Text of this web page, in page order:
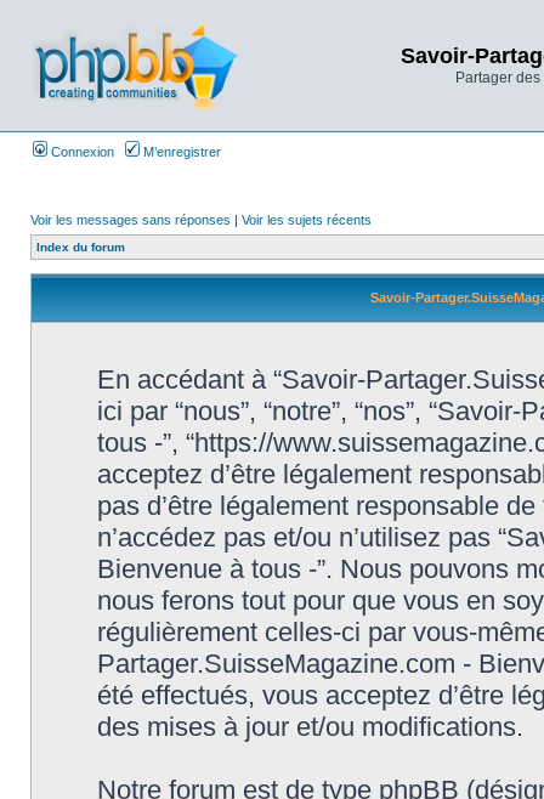
Savoir-
Partager
Connexion M’enregistrer
Voir les messages sans réponses | Voir les sujets récents
Index du forum
Savoir-
En accédant à “Savoir-
ici par “nous”, “notre”, “nos”,
tous -”, “https://
acceptez d’être légalement
pas d’être légalement responsable
n’accédez pas et/ou n’utilisez pas
Bienvenue à tous -”. Nous pouvons
nous ferons tout pour que vous en
régulièrement celles-ci par vous-
Partager.SuisseMagazine.com -
été effectués, vous acceptez d’être
des mises à jour et/ou modifications.
Notre forum est de type phpBB